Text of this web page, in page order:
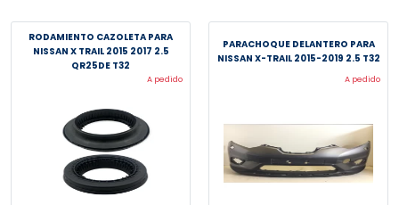
RODAMIENTO CAZOLETA PARA
NISSAN X TRAIL 2015 2017 2.5
QR25DE T32
A pedido
PARACHOQUE DELANTERO PARA
NISSAN X-TRAIL 2015-2019 2.5 T32
A pedido